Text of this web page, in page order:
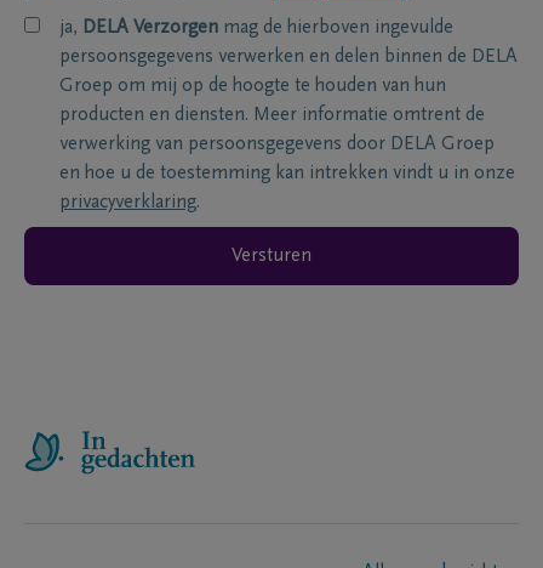
ja, DELA Verzorgen mag de hierboven ingevulde
persoonsgegevens verwerken en delen binnen de DELA
Groep om mij op de hoogte te houden van hun
producten en diensten. Meer informatie omtrent de
verwerking van persoonsgegevens door DELA Groep
en hoe u de toestemming kan intrekken vindt u in onze
privacyverklaring.
Versturen